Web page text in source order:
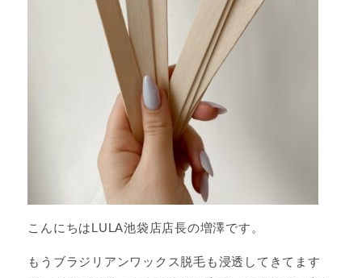
こんにちはLULA池袋店店長の増澤です。
もうブラジリアンワックス脱毛も浸透してきてます